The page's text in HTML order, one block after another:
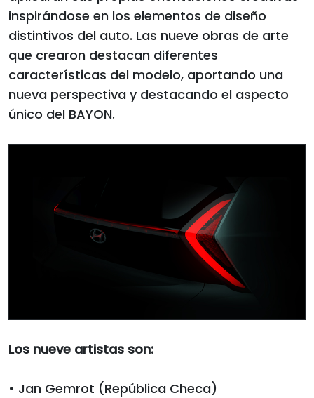
inspirándose en los elementos de diseño
distintivos del auto. Las nueve obras de arte
que crearon destacan diferentes
características del modelo, aportando una
nueva perspectiva y destacando el aspecto
único del BAYON.
Los nueve artistas son:
• Jan Gemrot (República Checa)